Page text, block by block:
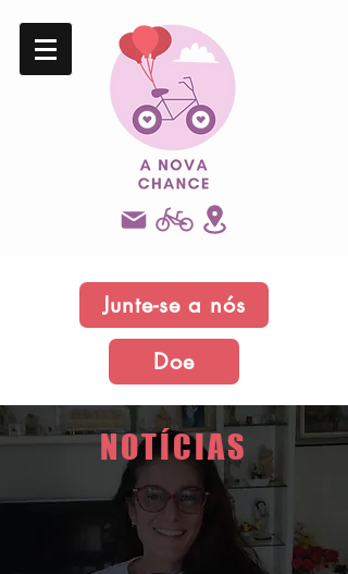
Junte-se a nós
Doe
NOTÍCIAS